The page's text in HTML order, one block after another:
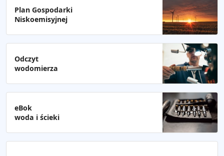
Plan Gospodarki
Niskoemisyjnej
Odczyt
wodomierza
eBok
woda i ścieki